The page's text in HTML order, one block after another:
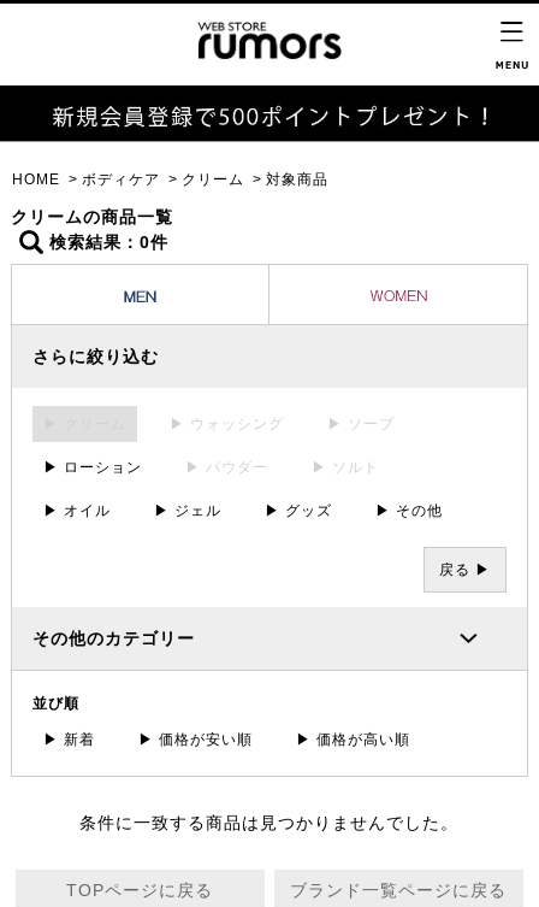
HOME ボディケア クリーム 対象商品
クリームの商品一覧
検索結果：0件
さらに絞り込む
▶ ウォッシング ▶ ソープ
▶ ローション ▶ パウダー ▶ ソルト
▶ オイル ▶ ジェル ▶ グッズ ▶ その他
戻る ▶
その他のカテゴリー
並び順
▶ 新着 ▶ 価格が安い順 ▶ 価格が高い順
条件に一致する商品は見つかりませんでした。
TOPページに戻る ブランド一覧ページに戻る